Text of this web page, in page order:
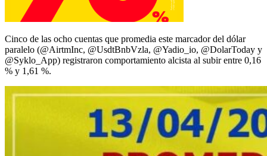
Cinco de las ocho cuentas que promedia este marcador del dólar
paralelo (@AirtmInc, @UsdtBnbVzla, @Yadio_io, @DolarToday y
@Syklo_App) registraron comportamiento alcista al subir entre 0,16
% y 1,61 %.